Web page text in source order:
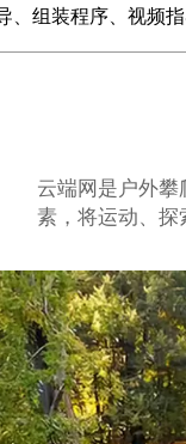
、组装程序、视频指
云端网是户外
素，将运动、探